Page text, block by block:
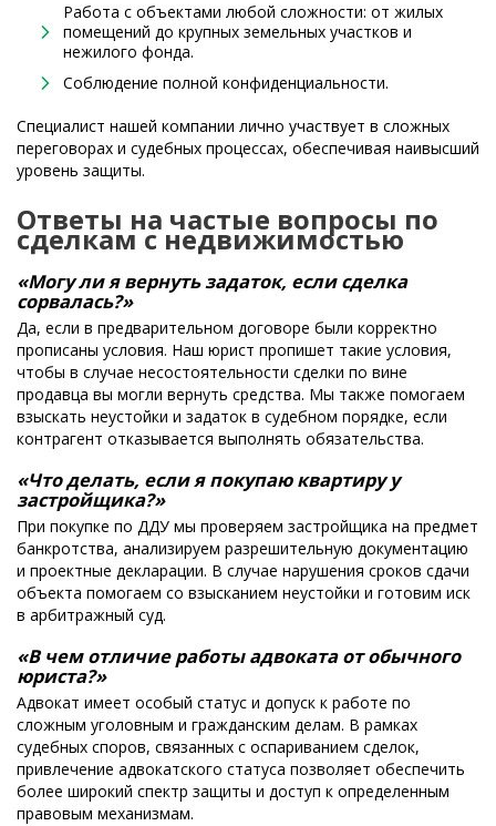
Работа с объектами любой сложности: от жилых
помещений до крупных земельных участков и
нежилого фонда.
Соблюдение полной конфиденциальности.
Специалист нашей компании лично участвует в сложных
переговорах и судебных процессах, обеспечивая наивысший
уровень защиты.
Ответы на частые вопросы по
сделкам с недвижимостью
«Могу ли я вернуть задаток, если сделка
сорвалась?»
Да, если в предварительном договоре были корректно
прописаны условия. Наш юрист пропишет такие условия,
чтобы в случае несостоятельности сделки по вине
продавца вы могли вернуть средства. Мы также помогаем
взыскать неустойки и задаток в судебном порядке, если
контрагент отказывается выполнять обязательства.
«Что делать, если я покупаю квартиру у
застройщика?»
При покупке по ДДУ мы проверяем застройщика на предмет
банкротства, анализируем разрешительную документацию
и проектные декларации. В случае нарушения сроков сдачи
объекта помогаем со взысканием неустойки и готовим иск
в арбитражный суд.
«В чем отличие работы адвоката от обычного
юриста?»
Адвокат имеет особый статус и допуск к работе по
сложным уголовным и гражданским делам. В рамках
судебных споров, связанных с оспариванием сделок,
привлечение адвокатского статуса позволяет обеспечить
более широкий спектр защиты и доступ к определенным
правовым механизмам.